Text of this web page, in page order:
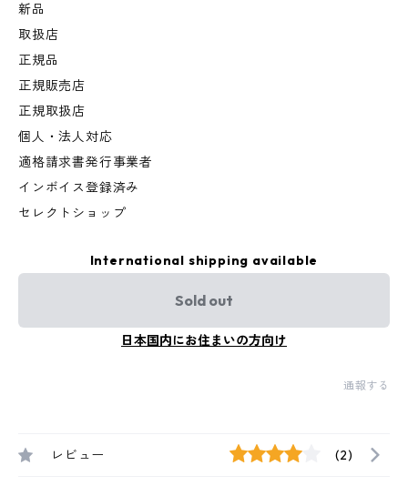
新品
取扱店
正規品
正規販売店
正規取扱店
個人・法人対応
適格請求書発行事業者
インボイス登録済み
セレクトショップ
International shipping available
Sold out
日本国内にお住まいの方向け
通報する
レビュー (2)